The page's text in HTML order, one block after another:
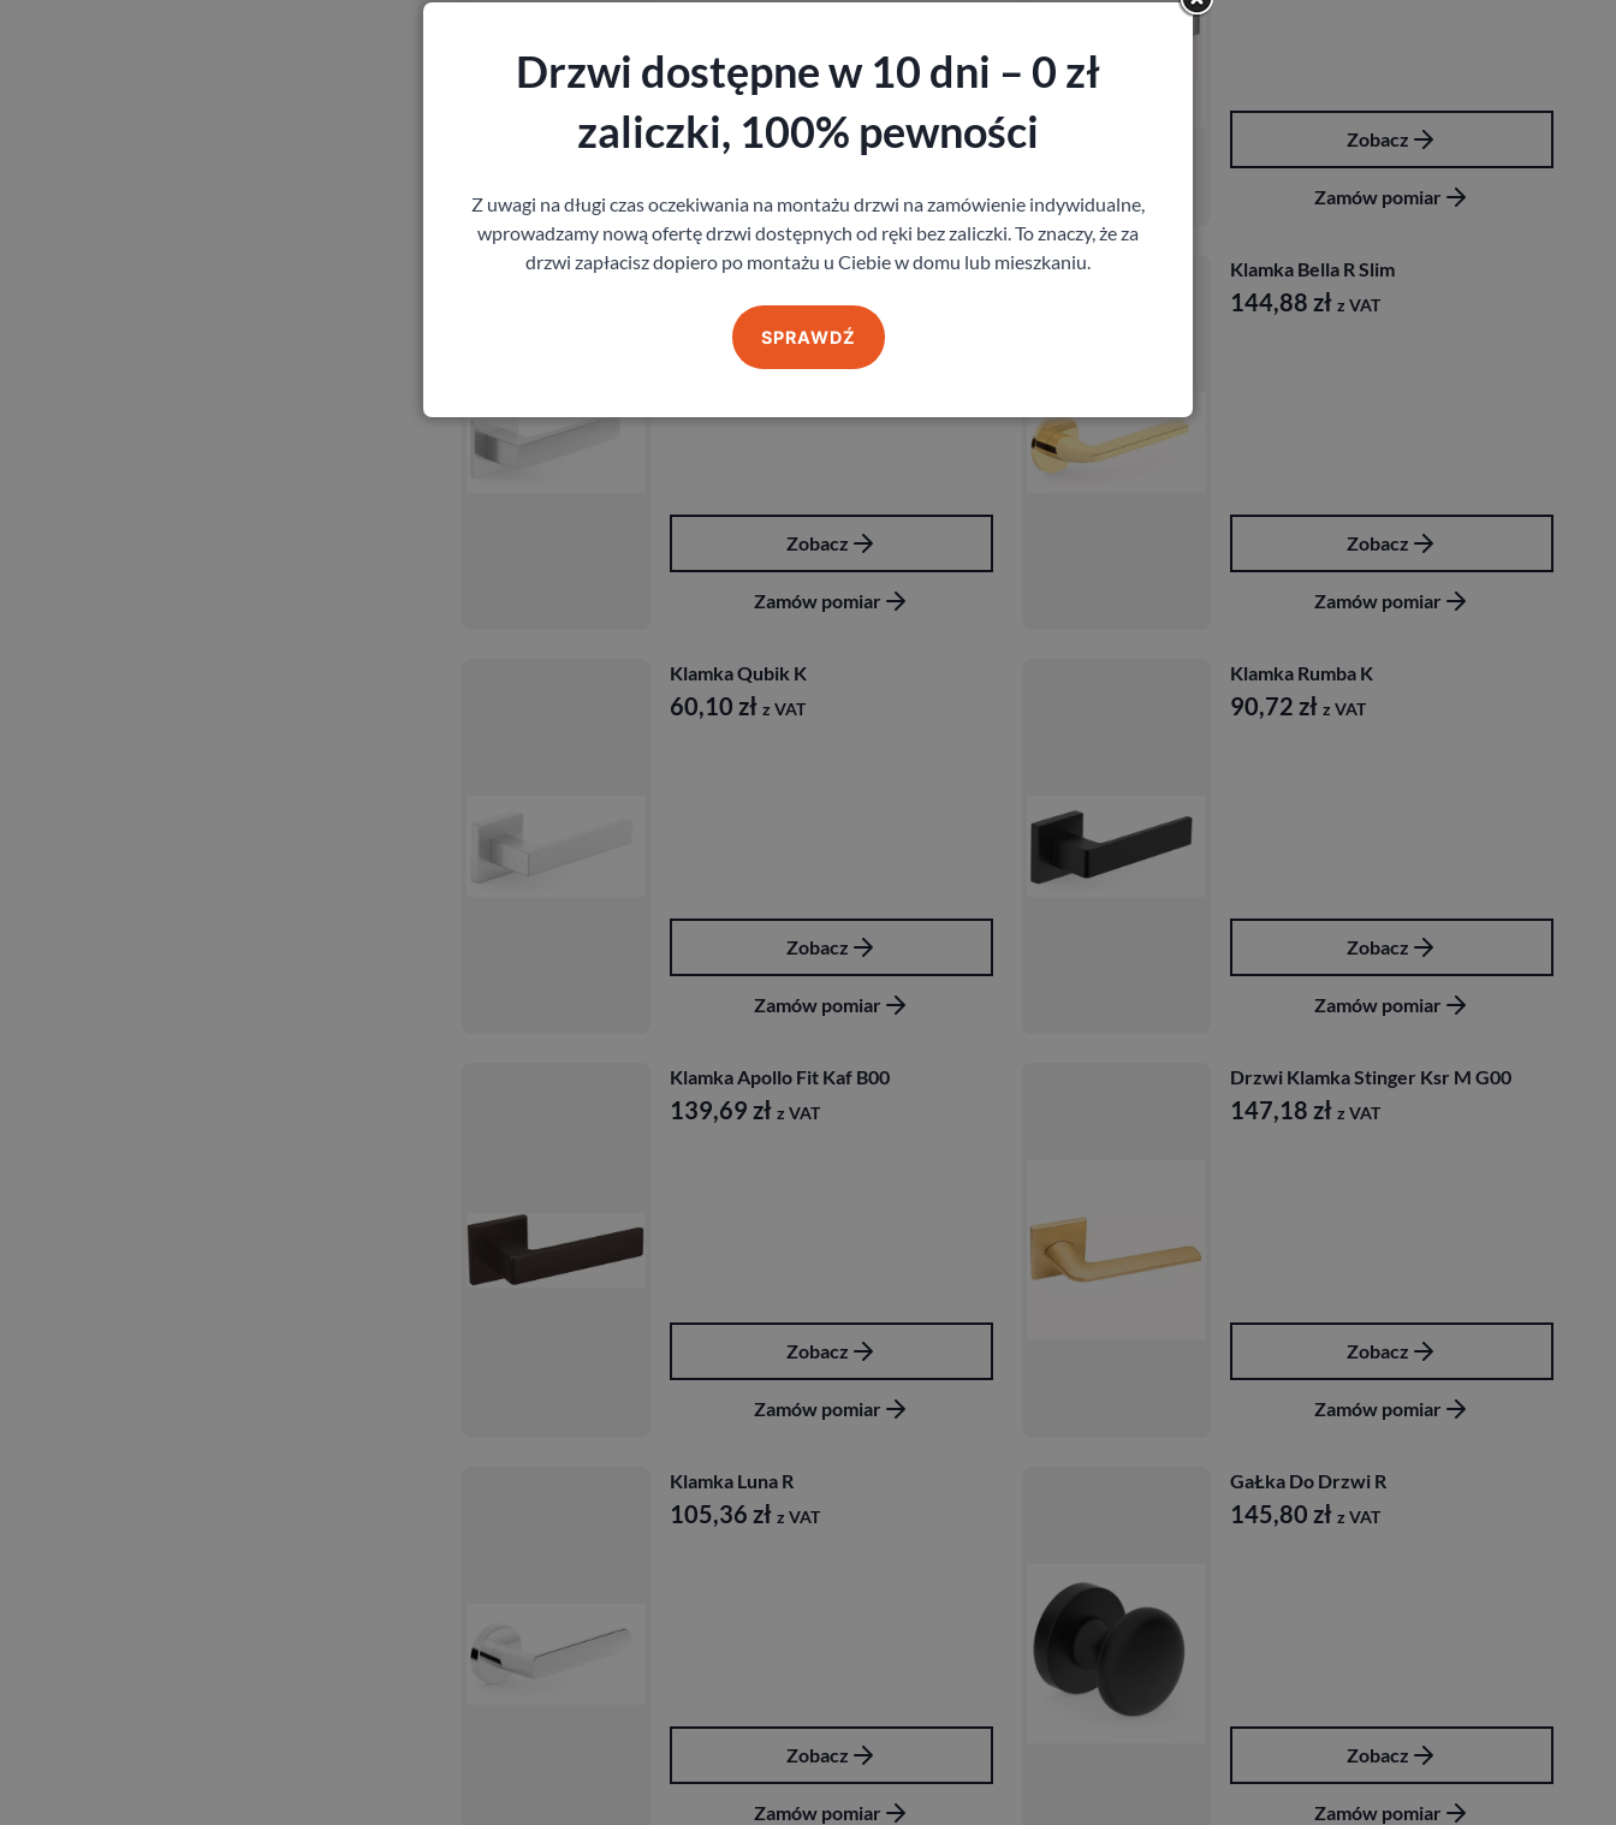
Zobacz
Zamów pomiar
Zobacz
Zamów pomiar
Klamka Cube Q Slim
136,10zł z VAT
Zobacz
Zamów pomiar
Klamka Bella R Slim
144,88 zł z VAT
Zobacz
Zamów pomiar
Klamka Qubik K
60,10 zł z VAT
Zobacz
Zamów pomiar
Klamka Rumba K
90,72 zł z VAT
Zobacz
Zamów pomiar
Klamka Apollo Fit Kaf B00
139,69 zł z VAT
Zobacz
Zamów pomiar
Drzwi Klamka Stinger Ksr M G00
147,18 zł z VAT
Zobacz
Zamów pomiar
Klamka Luna R
105,36 zł z VAT
Zobacz
Zamów pomiar
GaŁka Do Drzwi R
145,80 zł z VAT
Zobacz
Zamów pomiar
Drzwi dostępne w 10 dni – 0 zł
zaliczki, 100% pewności
Z uwagi na długi czas oczekiwania na montażu drzwi na zamówienie indywidualne,
wprowadzamy nową ofertę drzwi dostępnych od ręki bez zaliczki. To znaczy, że za
drzwi zapłacisz dopiero po montażu u Ciebie w domu lub mieszkaniu.
SPRAWDŹ